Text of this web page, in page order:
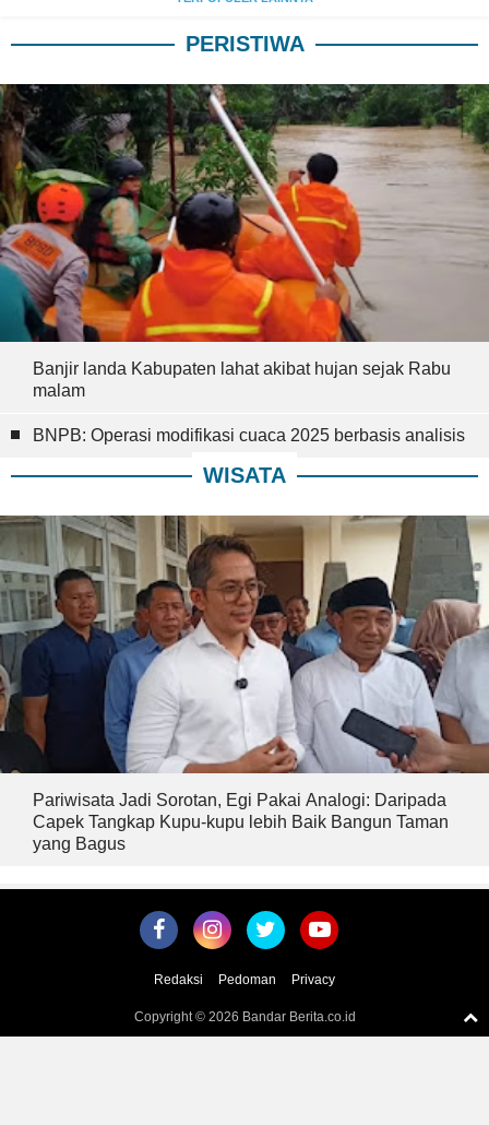
PERISTIWA
Banjir landa Kabupaten lahat akibat hujan sejak Rabu
malam
BNPB: Operasi modifikasi cuaca 2025 berbasis analisis
WISATA
Pariwisata Jadi Sorotan, Egi Pakai Analogi: Daripada
Capek Tangkap Kupu-kupu lebih Baik Bangun Taman
yang Bagus
Redaksi Pedoman Privacy
Copyright © 2026 Bandar Berita.co.id